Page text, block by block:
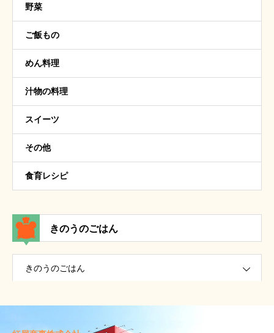
野菜
ご飯もの
めん料理
汁物の料理
スイーツ
その他
食育レシピ
きのうのごはん
きのうのごはん